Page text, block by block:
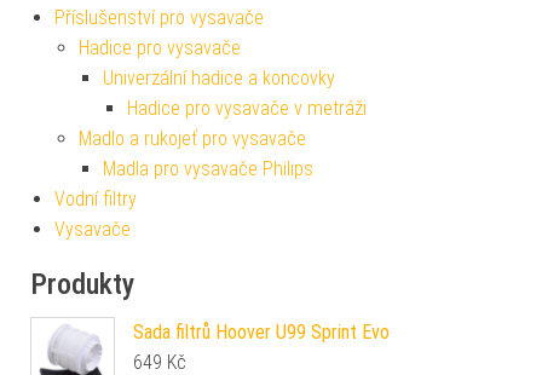
Příslušenství pro vysavače
Hadice pro vysavače
Univerzální hadice a koncovky
Hadice pro vysavače v metráži
Madlo a rukojeť pro vysavače
Madla pro vysavače Philips
Vodní filtry
Vysavače
Produkty
Sada filtrů Hoover U99 Sprint Evo
649 Kč